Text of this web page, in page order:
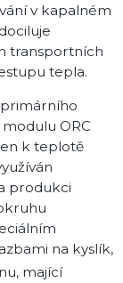
v kapalném
transportních
tepla.
ORC
k teplotě
produkci
na kyslík,
mající